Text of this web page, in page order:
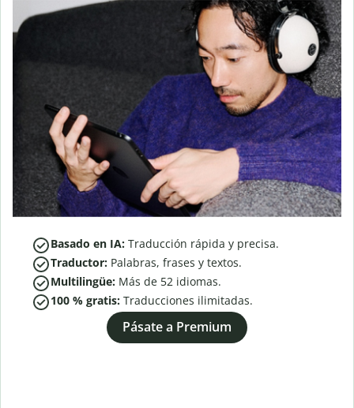
Basado en IA: Traducción rápida y precisa.
Traductor: Palabras, frases y textos.
Multilingüe: Más de 52 idiomas.
100 % gratis: Traducciones ilimitadas.
Pásate a Premium